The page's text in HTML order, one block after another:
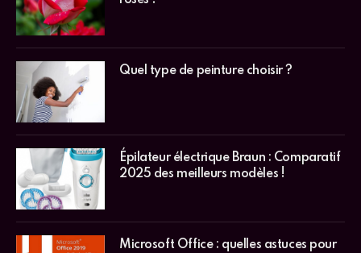
Quel type de peinture choisir ?
Épilateur électrique Braun : Comparatif
2025 des meilleurs modèles !
Microsoft Office : quelles astuces pour